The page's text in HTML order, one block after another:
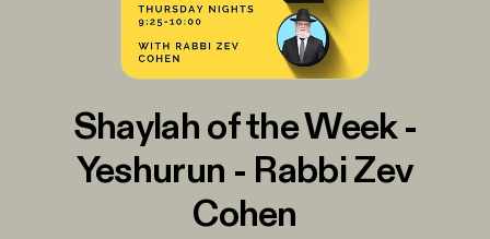
Shaylah of the Week -
Yeshurun - Rabbi Zev
Cohen